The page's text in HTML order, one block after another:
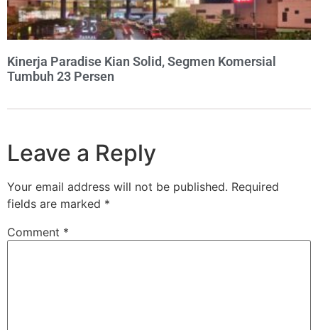
Kinerja Paradise Kian Solid, Segmen Komersial
Tumbuh 23 Persen
Leave a Reply
Your email address will not be published. Required
fields are marked *
Comment *